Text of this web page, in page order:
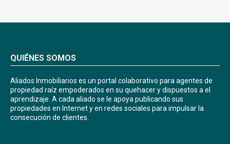
QUIÉNES SOMOS
Aliados Inmobiliarios es un portal colaborativo para agentes de
propiedad raíz empoderados en su quehacer y dispuestos a el
aprendizaje. A cada aliado se le apoya publicando sus
propiedades en Internet y en redes sociales para impulsar la
consecución de clientes.